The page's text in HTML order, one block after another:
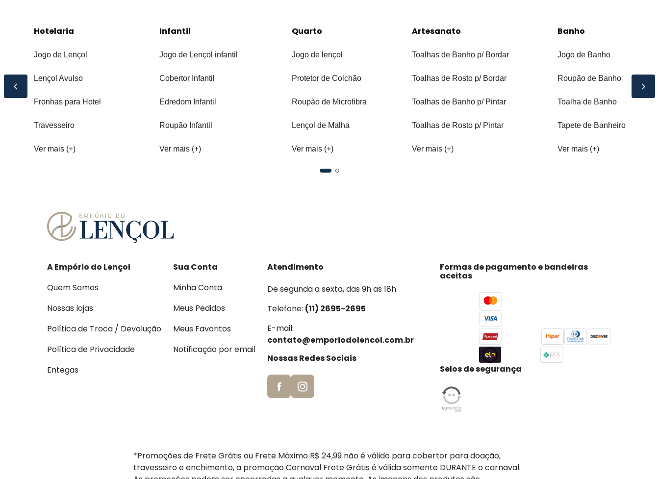
Hotelaria
Jogo de Lençol
Lençol Avulso
Fronhas para Hotel
Travesseiro
Ver mais (+)
Infantil
Jogo de Lençol infantil
Cobertor Infantil
Edredom Infantil
Roupão Infantil
Ver mais (+)
Quarto
Jogo de lençol
Protetor de Colchão
Roupão de Microfibra
Lençol de Malha
Ver mais (+)
Artesanato
Toalhas de Banho p/ Bordar
Toalhas de Rosto p/ Bordar
Toalhas de Banho p/ Pintar
Toalhas de Rosto p/ Pintar
Ver mais (+)
Banho
Jogo de Banho
Roupão de Banho
Toalha de Banho
Tapete de Banheiro
Ver mais (+)
A Empório do Lençol
Quem Somos
Nossas lojas
Política de Troca / Devolução
Política de Privacidade
Entegas
Sua Conta
Minha Conta
Meus Pedidos
Meus Favoritos
Notificação por email
Atendimento
De segunda a sexta, das 9h as 18h.
Telefone: (11) 2695-2695
E-mail:
contato@emporiodolencol.com.br
Nossas Redes Sociais
Formas de pagamento e bandeiras
aceitas
Selos de segurança
*Promoções de Frete Grátis ou Frete Máximo R$ 24,99 não é válido para cobertor para doação,
travesseiro e enchimento, a promoção Carnaval Frete Grátis é válida somente DURANTE o carnaval.